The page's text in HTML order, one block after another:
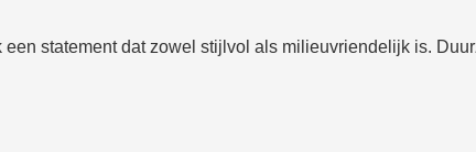
een statement dat zowel stijlvol als milieuvriendelijk is.